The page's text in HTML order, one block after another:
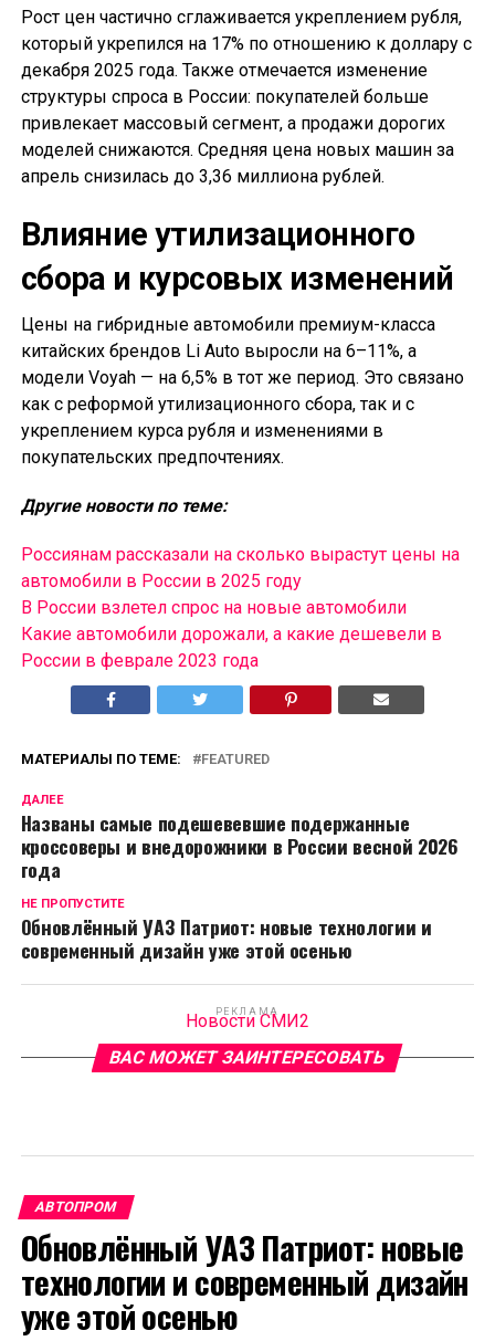
Рост цен частично сглаживается укреплением рубля,
который укрепился на 17% по отношению к доллару с
декабря 2025 года. Также отмечается изменение
структуры спроса в России: покупателей больше
привлекает массовый сегмент, а продажи дорогих
моделей снижаются. Средняя цена новых машин за
апрель снизилась до 3,36 миллиона рублей.
Влияние утилизационного
сбора и курсовых изменений
Цены на гибридные автомобили премиум-класса
китайских брендов Li Auto выросли на 6–11%, а
модели Voyah — на 6,5% в тот же период. Это связано
как с реформой утилизационного сбора, так и с
укреплением курса рубля и изменениями в
покупательских предпочтениях.
Другие новости по теме:
Россиянам рассказали на сколько вырастут цены на
автомобили в России в 2025 году
В России взлетел спрос на новые автомобили
Какие автомобили дорожали, а какие дешевели в
России в феврале 2023 года
МАТЕРИАЛЫ ПО ТЕМЕ: FEATURED
ДАЛЕЕ
Названы самые подешевевшие подержанные
кроссоверы и внедорожники в России весной 2026
года
НЕ ПРОПУСТИТЕ
Обновлённый УАЗ Патриот: новые технологии и
современный дизайн уже этой осенью
РЕКЛАМА
Новости СМИ2
ВАС МОЖЕТ ЗАИНТЕРЕСОВАТЬ
АВТОПРОМ
Обновлённый УАЗ Патриот: новые
технологии и современный дизайн
уже этой осенью